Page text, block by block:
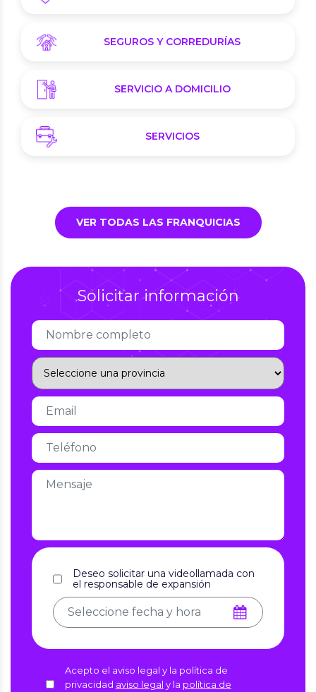
SEGUROS Y CORREDURÍAS
SERVICIO A DOMICILIO
SERVICIOS
VER TODAS LAS FRANQUICIAS
Solicitar información
Deseo solicitar una videollamada con
el responsable de expansión
Acepto el aviso legal y la política de
privacidad aviso legal y la política de